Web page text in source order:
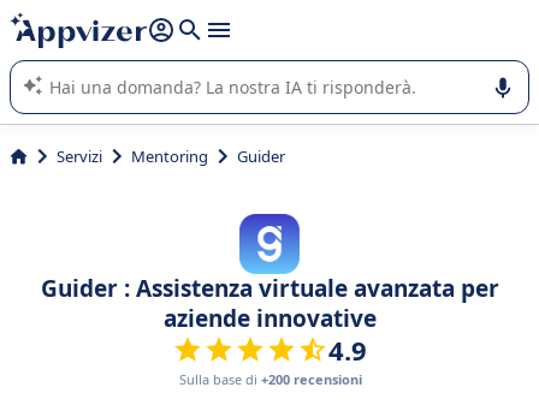
righe con
shift + enter
L'IA di Appvizer vi guida nell'utilizzo o nella scelta di un
software SaaS per la vostra azienda.
Servizi Mentoring Guider
Guider : Assistenza virtuale avanzata per
aziende innovative
4.9
Sulla base di +200 recensioni